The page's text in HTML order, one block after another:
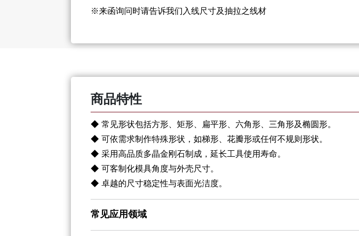
※来函询问时请告诉我们入线尺寸及抽拉之线材
商品特性
◆ 常见形状包括方形、矩形、扁平形、六角形、三角形及椭圆形。
◆ 可依需求制作特殊形状，如梯形、花瓣形或任何不规则形状。
◆ 采用高品质多晶金刚石制成，延长工具使用寿命。
◆ 可客制化模具角度与外壳尺寸。
◆ 卓越的尺寸稳定性与表面光洁度。
常见应用领域